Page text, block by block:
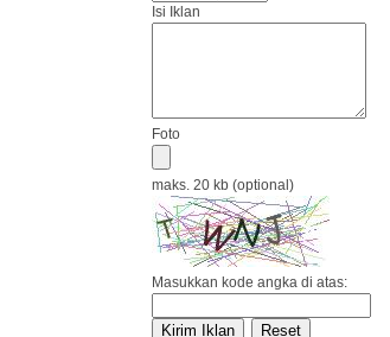
Isi Iklan
Foto
maks. 20 kb (optional)
Masukkan kode angka di atas: